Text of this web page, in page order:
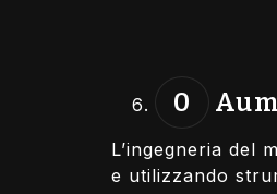
L’ingegneria del
e utilizzando